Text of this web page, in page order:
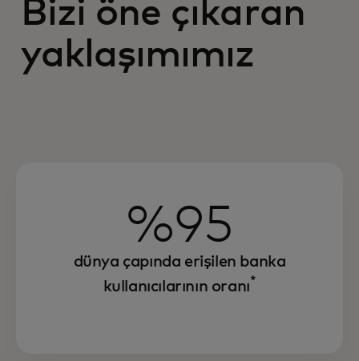
Bizi öne çıkaran
yaklaşımımız
%95
dünya çapında erişilen banka
kullanıcılarının oranı*